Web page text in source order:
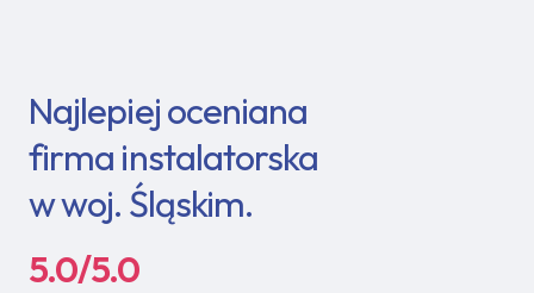
Najlepiej oceniana
firma instalatorska
w woj. Śląskim.
5.0/5.0